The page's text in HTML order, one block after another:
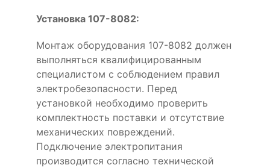
Установка 107-8082:
Монтаж оборудования 107-8082 должен
выполняться квалифицированным
специалистом с соблюдением правил
электробезопасности. Перед
установкой необходимо проверить
комплектность поставки и отсутствие
механических повреждений.
Подключение электропитания
производится согласно технической